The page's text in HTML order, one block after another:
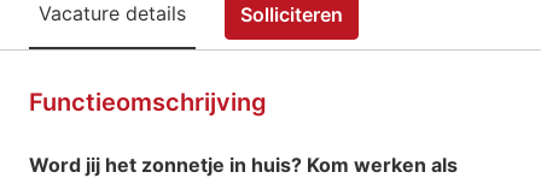
Vacature details Solliciteren
Functieomschrijving
Word jij het zonnetje in huis? Kom werken als